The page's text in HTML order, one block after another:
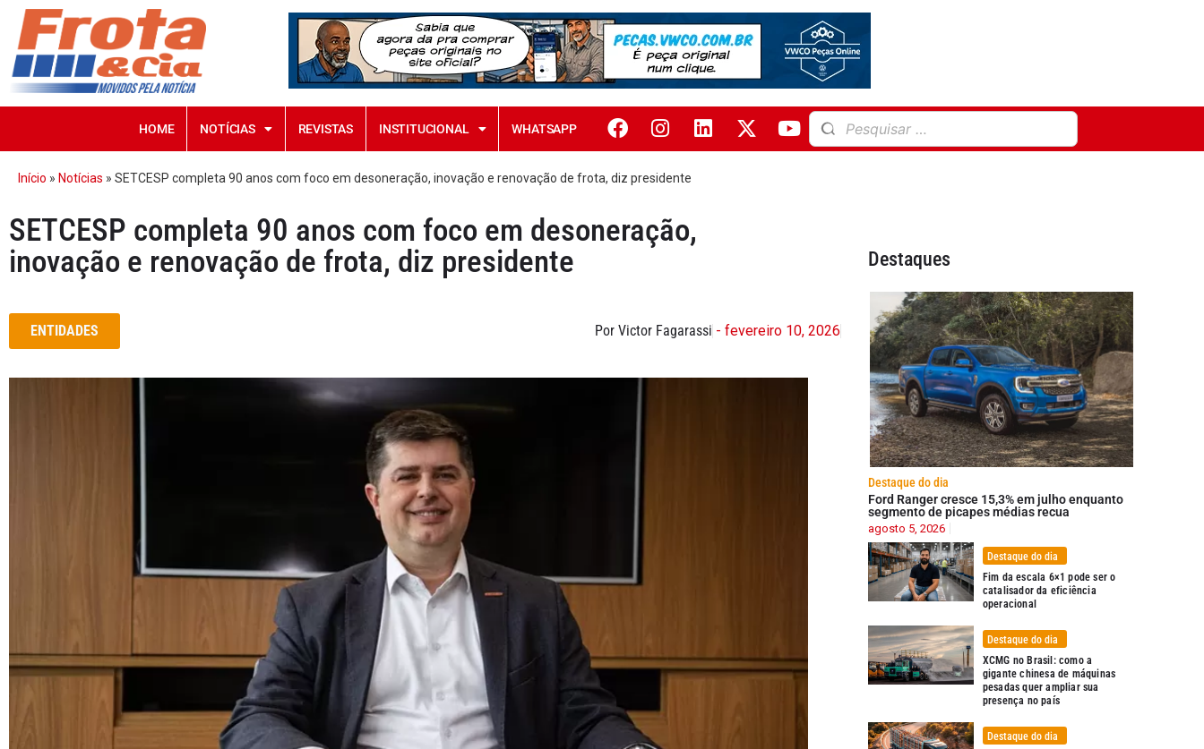
HOME NOTÍCIAS REVISTAS INSTITUCIONAL WHATSAPP
Início » Notícias » SETCESP completa 90 anos com foco em desoneração, inovação e renovação de frota, diz presidente
SETCESP completa 90 anos com foco em desoneração,
inovação e renovação de frota, diz presidente
ENTIDADES Por Victor Fagarassi - fevereiro 10, 2026
Destaques
Destaque do dia
Ford Ranger cresce 15,3% em julho enquanto
segmento de picapes médias recua
agosto 5, 2026
Destaque do dia
Fim da escala 6×1 pode ser o
catalisador da eficiência
operacional
Destaque do dia
XCMG no Brasil: como a
gigante chinesa de máquinas
pesadas quer ampliar sua
presença no país
Destaque do dia